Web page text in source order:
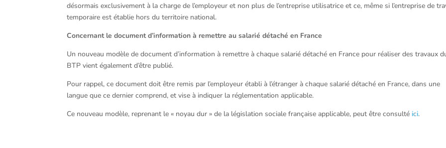
désormais exclusivement à la charge de l’employeur et non plus de l’entreprise utilisatrice et ce, même si l’entreprise de
temporaire est établie hors du territoire national.
Concernant le document d’information à remettre au salarié détaché en France
Un nouveau modèle de document d’information à remettre à chaque salarié détaché en France pour réaliser des travaux
BTP vient également d’être publié.
Pour rappel, ce document doit être remis par l’employeur établi à l’étranger à chaque salarié détaché en France, dans une
langue que ce dernier comprend, et vise à indiquer la réglementation applicable.
Ce nouveau modèle, reprenant le « noyau dur » de la législation sociale française applicable, peut être consulté ici.